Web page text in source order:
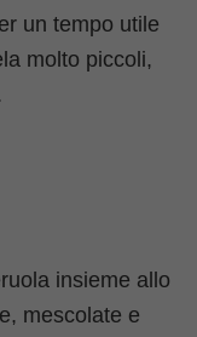
insieme allo
mescolate e